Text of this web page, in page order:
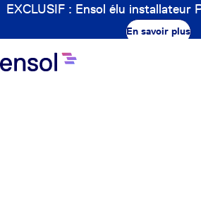
EXCLUSIF : Ensol élu installateur
En savoir plus